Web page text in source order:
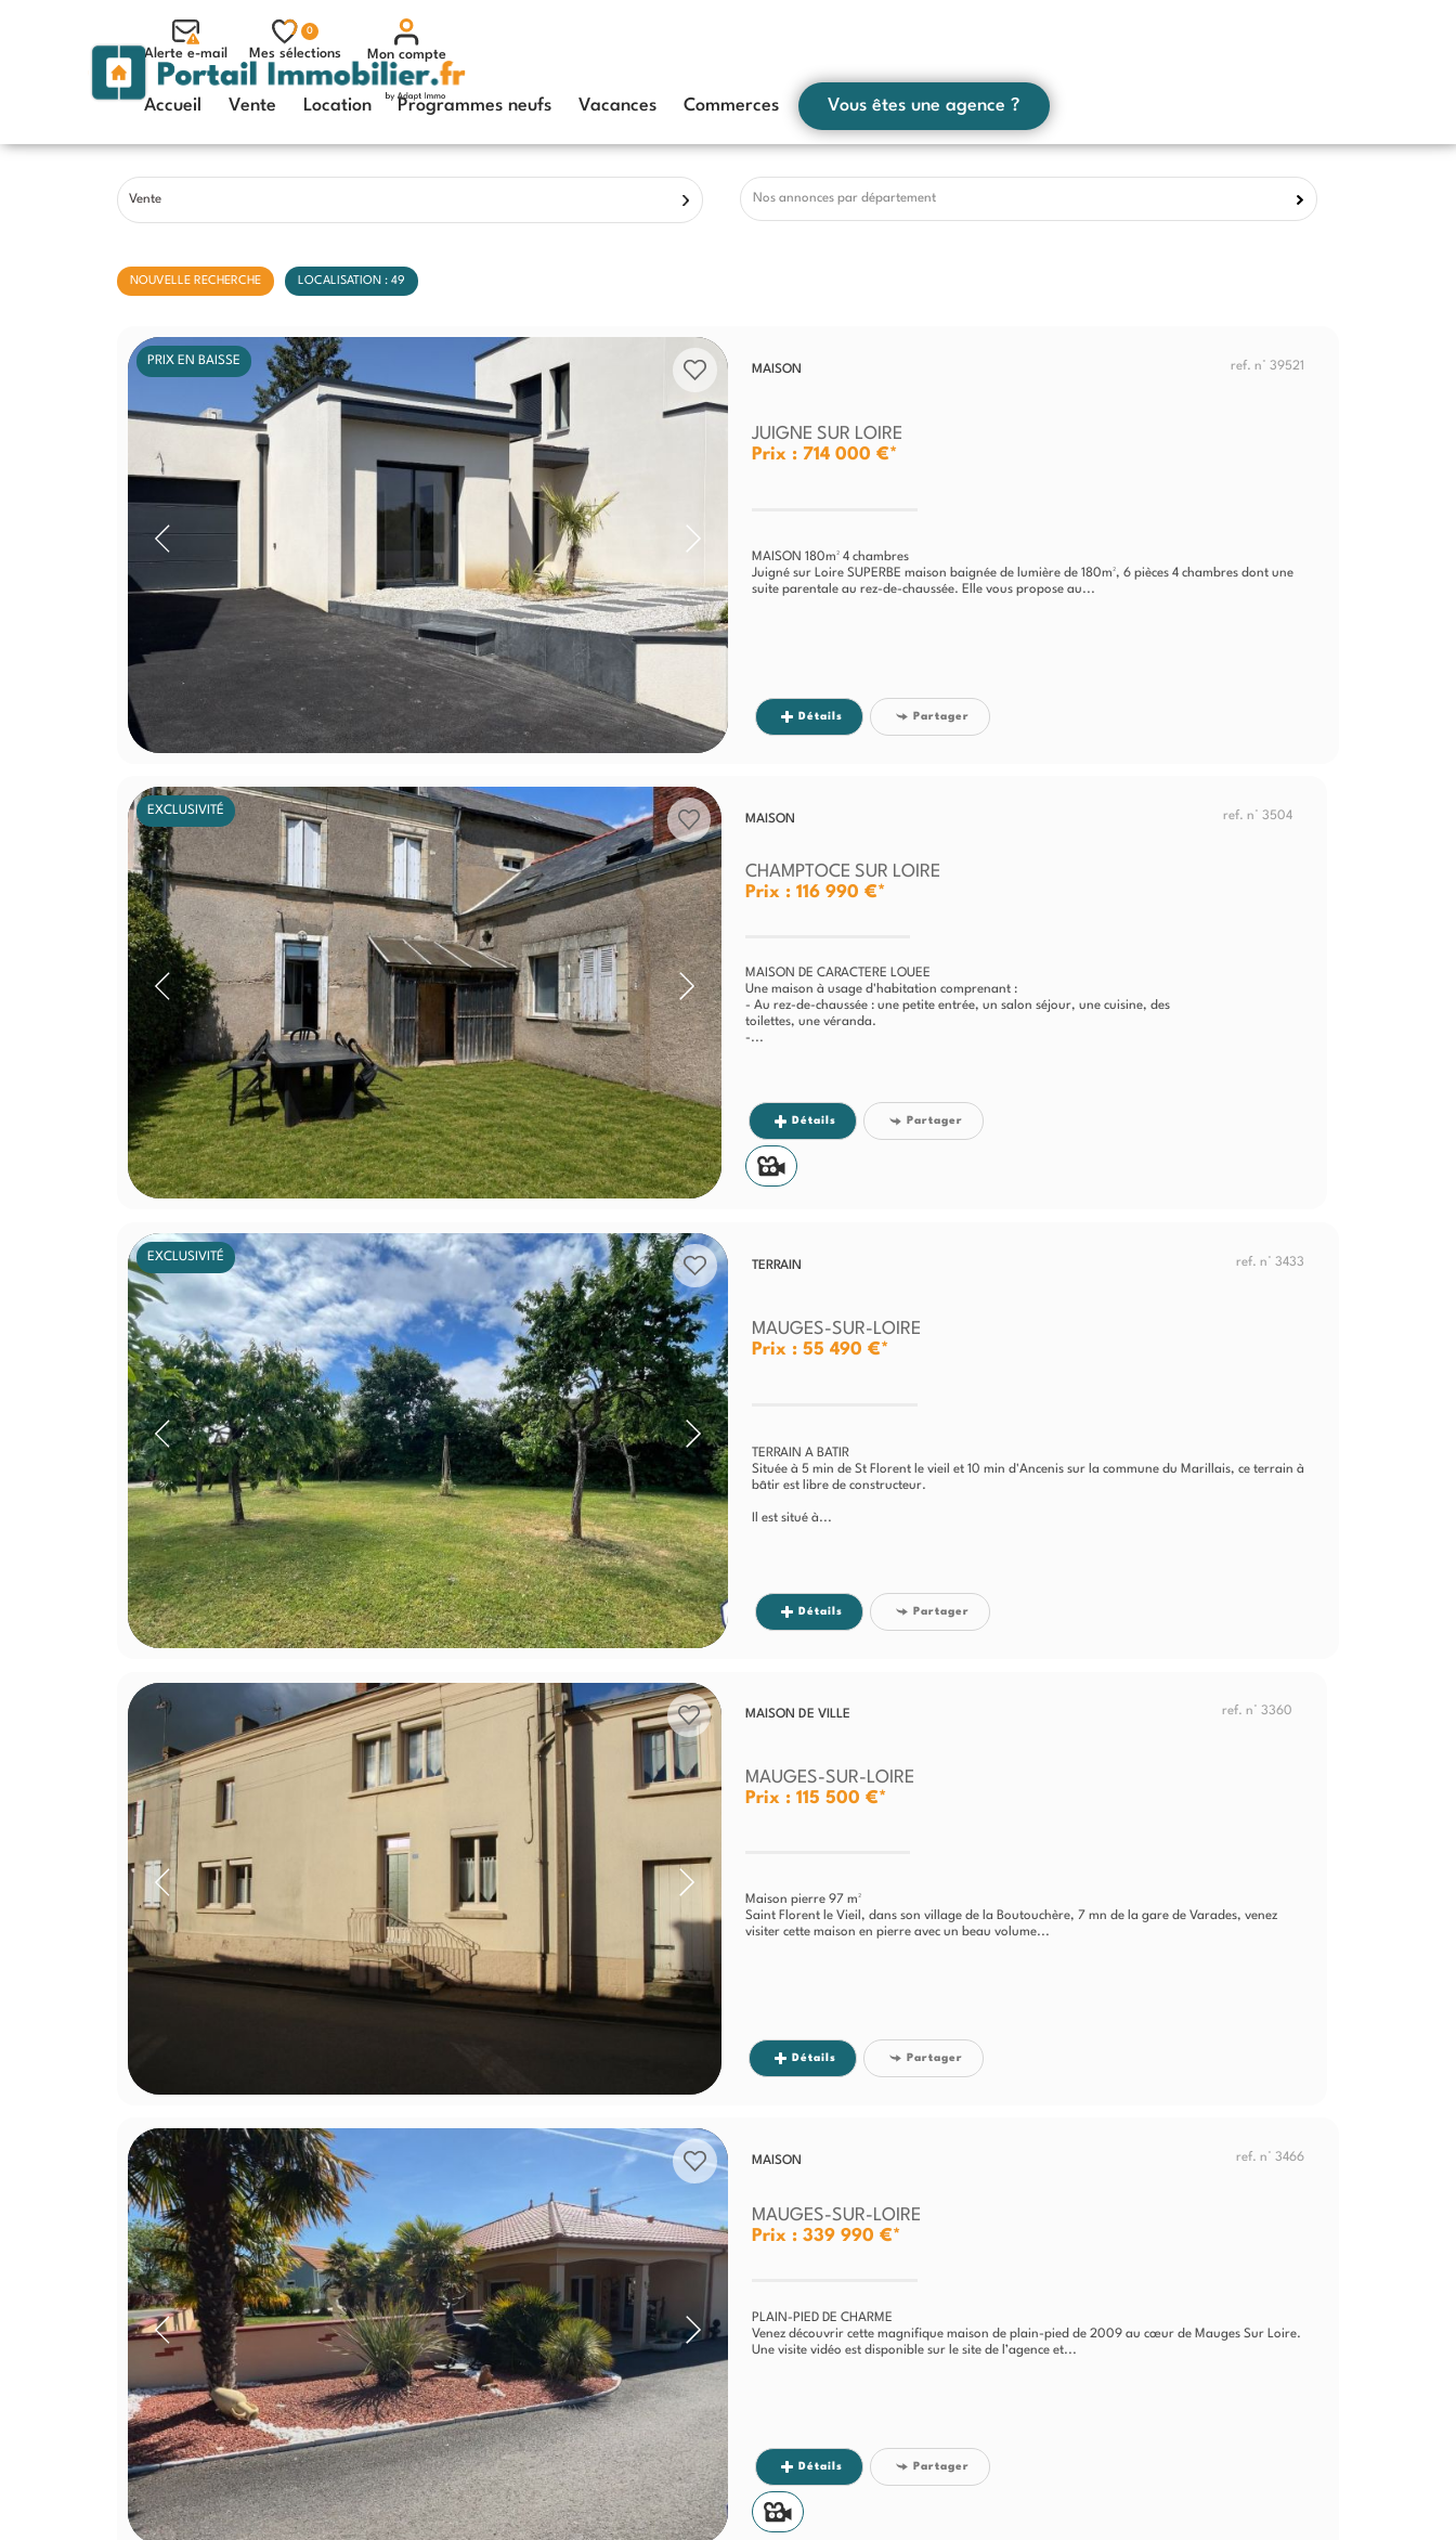
Alerte e-mail
0
Mes sélections Mon compte
Accueil Vente Location Programmes neufs Vacances Commerces Vous êtes une agence ?
Vente Nos annonces par département
NOUVELLE RECHERCHE LOCALISATION : 49
PRIX EN BAISSE
MAISON ref. n° 39521
JUIGNE SUR LOIRE
Prix : 714 000 €*
MAISON 180m² 4 chambres
Juigné sur Loire SUPERBE maison baignée de lumière de 180m², 6 pièces 4 chambres dont une
suite parentale au rez-de-chaussée. Elle vous propose au...
Détails Partager
EXCLUSIVITÉ
MAISON ref. n° 3504
CHAMPTOCE SUR LOIRE
Prix : 116 990 €*
MAISON DE CARACTERE LOUEE
Une maison à usage d'habitation comprenant :
- Au rez-de-chaussée : une petite entrée, un salon séjour, une cuisine, des
toilettes, une véranda.
-...
Détails Partager
EXCLUSIVITÉ
TERRAIN ref. n° 3433
MAUGES-SUR-LOIRE
Prix : 55 490 €*
TERRAIN A BATIR
Située à 5 min de St Florent le vieil et 10 min d'Ancenis sur la commune du Marillais, ce terrain à
bâtir est libre de constructeur.
Il est situé à...
Détails Partager
MAISON DE VILLE ref. n° 3360
MAUGES-SUR-LOIRE
Prix : 115 500 €*
Maison pierre 97 m²
Saint Florent le Vieil, dans son village de la Boutouchère, 7 mn de la gare de Varades, venez
visiter cette maison en pierre avec un beau volume...
Détails Partager
MAISON ref. n° 3466
MAUGES-SUR-LOIRE
Prix : 339 990 €*
PLAIN-PIED DE CHARME
Venez découvrir cette magnifique maison de plain-pied de 2009 au cœur de Mauges Sur Loire.
Une visite vidéo est disponible sur le site de l’agence et...
Détails Partager